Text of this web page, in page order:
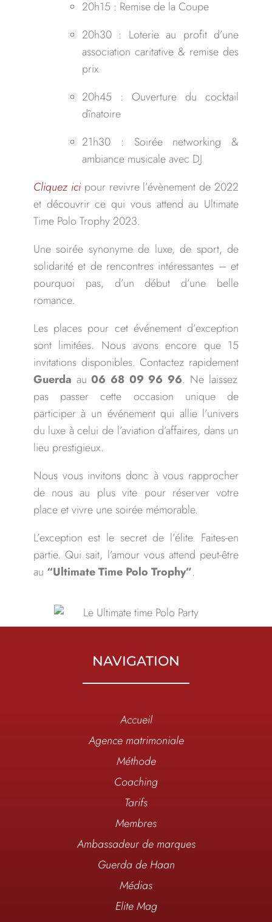
20h15 : Remise de la Coupe
20h30 : Loterie au profit d’une
association caritative & remise des
prix
20h45 : Ouverture du cocktail
dînatoire
21h30 : Soirée networking &
ambiance musicale avec DJ
Cliquez icipour revivre l’évènement de 2022
et découvrir ce qui vous attend au Ultimate
Time Polo Trophy 2023.
Une soirée synonyme de luxe, de sport, de
solidarité et de rencontres intéressantes – et
pourquoi pas, d’un début d’une belle
romance.
Les places pour cet événement d’exception
sont limitées. Nous avons encore que 15
invitations disponibles. Contactez rapidement
Guerda au 06 68 09 96 96. Ne laissez
pas passer cette occasion unique de
participer à un événement qui allie l’univers
du luxe à celui de l’aviation d’affaires, dans un
lieu prestigieux.
Nous vous invitons donc à vous rapprocher
de nous au plus vite pour réserver votre
place et vivre une soirée mémorable.
L’exception est le secret de l’élite. Faites-en
partie. Qui sait, l’amour vous attend peut-être
au “Ultimate Time Polo Trophy”.
NAVIGATION
Accueil
Agence matrimoniale
Méthode
Coaching
Tarifs
Membres
Ambassadeur de marques
Guerda de Haan
Médias
Elite Mag